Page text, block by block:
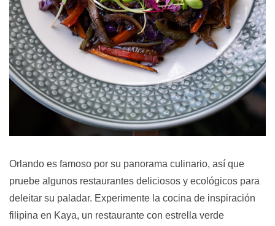
Orlando es famoso por su panorama culinario, así que
pruebe algunos restaurantes deliciosos y ecológicos para
deleitar su paladar. Experimente la cocina de inspiración
filipina en Kaya, un restaurante con estrella verde